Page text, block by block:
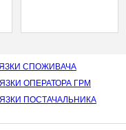
СПОЖИВАЧА
ОПЕРАТОРА ГРМ
ПОСТАЧАЛЬНИКА